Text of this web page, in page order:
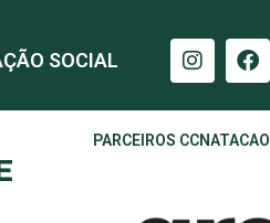
SOCIAL
PARCEIROS CCNATACAO